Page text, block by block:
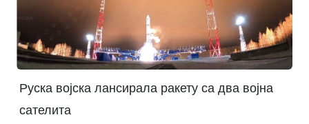
Руска војска лансирала ракету са два војна
сателита